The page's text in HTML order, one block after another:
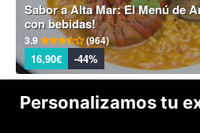
Sabor a Alta Mar: El Menú de
con bebidas!
3.9 (964)
16,90€ -44%
Personalizamos tu